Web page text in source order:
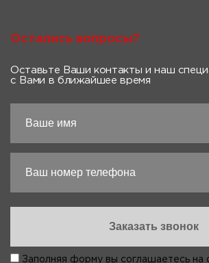
Остались вопросы?
Оставьте Ваши контакты и наш
с Вами в ближайшее время
Заполняя форму вы соглашаетесь на